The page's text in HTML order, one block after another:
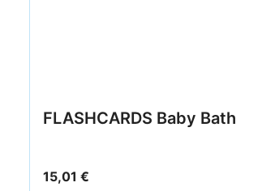
FLASHCARDS Baby Bath
15,01 €